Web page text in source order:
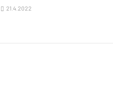
21.4.2022